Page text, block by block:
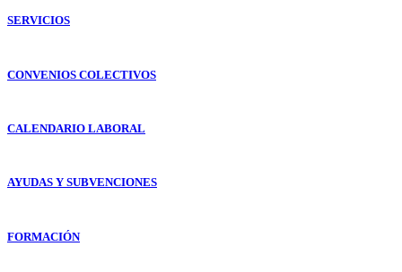
SERVICIOS
CONVENIOS COLECTIVOS
CALENDARIO LABORAL
AYUDAS Y SUBVENCIONES
FORMACIÓN